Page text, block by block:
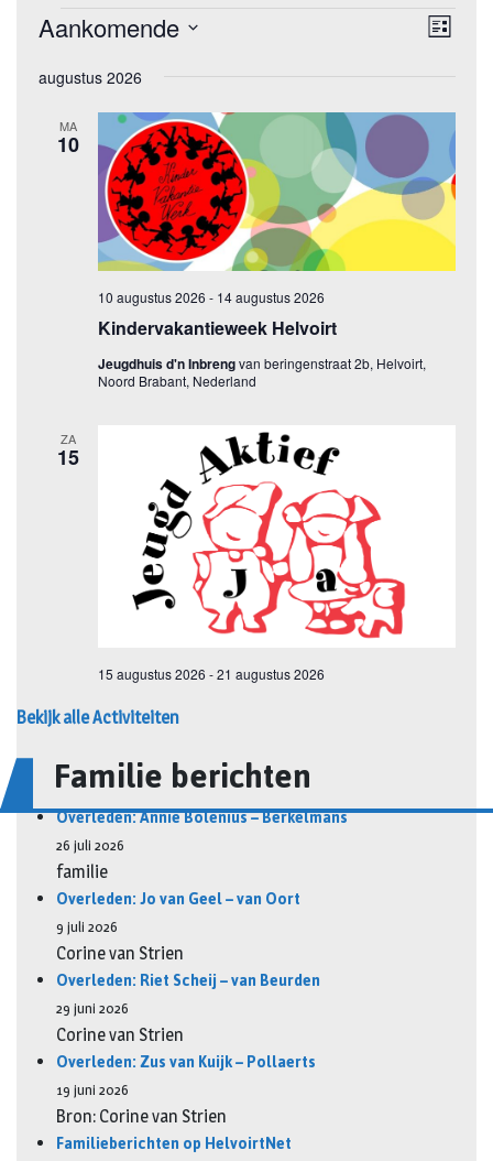
Bekijk alle Activiteiten
Familie berichten
Overleden: Annie Bolenius – Berkelmans
26 juli 2026
familie
Overleden: Jo van Geel – van Oort
9 juli 2026
Corine van Strien
Overleden: Riet Scheij – van Beurden
29 juni 2026
Corine van Strien
Overleden: Zus van Kuijk – Pollaerts
19 juni 2026
Bron: Corine van Strien
Familieberichten op HelvoirtNet